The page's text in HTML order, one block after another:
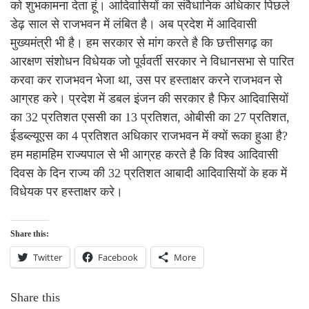
को शुभकामना देता हूं। आदिवासियों का संवैधानिक अधिकार पिछले
डेढ़ साल से राजभवन में लंबित है। अब प्रदेश में आदिवासी
मुख्यमंत्री भी है। हम सरकार से मांग करते है कि छत्तीसगढ़ का
आरक्षण संशोधन विधेयक जो पूर्ववर्ती सरकार ने विधानसभा से पारित
करवा कर राजभवन भेजा था, उस पर हस्ताक्षर करने राजभवन से
आग्रह करे। प्रदेश में डबल इंजन की सरकार है फिर आदिवासियों
का 32 प्रतिशत एससी का 13 प्रतिशत, ओबीसी का 27 प्रतिशत,
ईडब्ल्यूएस का 4 प्रतिशत अधिकार राजभवन में क्यों रूका हुआ है?
हम महामहिम राज्यपाल से भी आग्रह करते है कि विश्व आदिवासी
दिवस के दिन राज्य की 32 प्रतिशत आबादी आदिवासियों के हक में
विधेयक पर हस्ताक्षर करे।
Share this:
Twitter Facebook More
Share this